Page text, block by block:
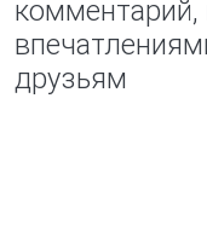
комментарий,
друзьям